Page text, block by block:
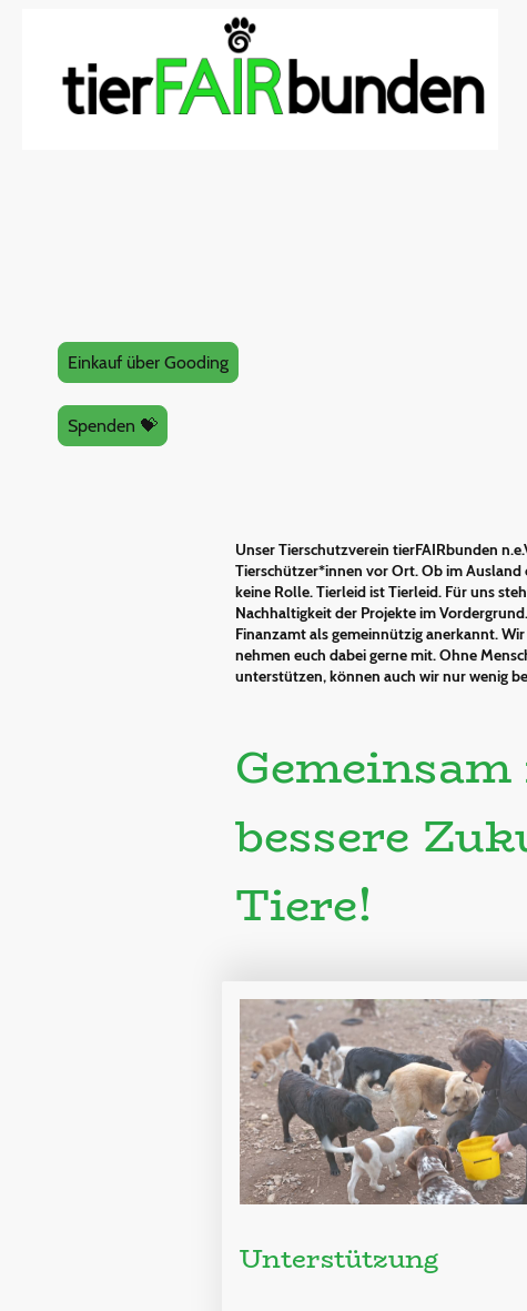
Einkauf über Gooding
Spenden 💝
Unser Tierschutzverein tierFAIRbunden
Tierschützer*innen vor Ort. Ob im
keine Rolle. Tierleid ist Tierleid. Für uns
Nachhaltigkeit der Projekte im
Finanzamt als gemeinnützig anerkannt.
nehmen euch dabei gerne mit. Ohne
unterstützen, können auch wir nur wenig
bessere
Tiere!
Unterstützung